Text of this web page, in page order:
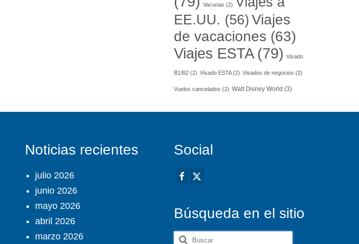
Vacunas (2)
EE.UU. (56)Viajes
de vacaciones (63)
Viajes ESTA(79) Visado
B1/B2(2) Visado ESTA(2) Visados de negocios (2)
Vuelos cancelados (2) Walt Disney World (3)
Noticias recientes
julio 2026
junio 2026
mayo 2026
abril 2026
marzo 2026
Social
Búsqueda en el sitio
Buscar